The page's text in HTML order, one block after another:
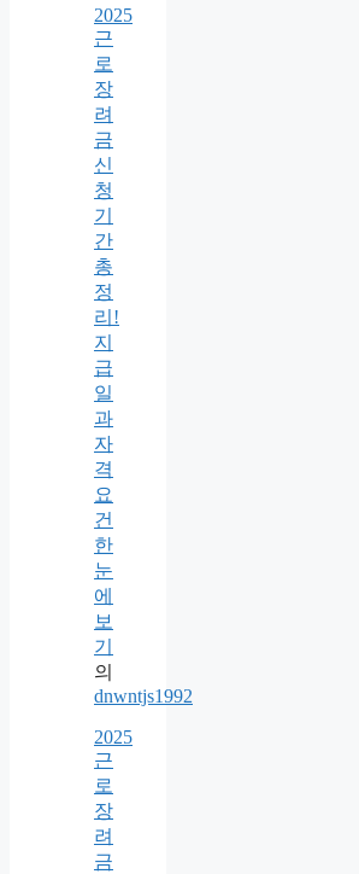
2025
근
로
장
려
금
신
청
기
간
총
정
리!
지
급
일
과
자
격
요
건
한
눈
에
보
기
의
dnwntjs1992
2025
근
로
장
려
금